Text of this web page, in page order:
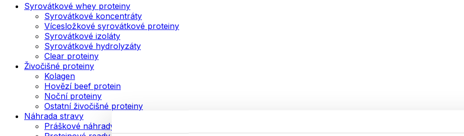
Syrovátkové whey proteiny
Syrovátkové koncentráty
Vícesložkové syrovátkové proteiny
Syrovátkové izoláty
Syrovátkové hydrolyzáty
Clear proteiny
Živočišné proteiny
Kolagen
Hovězí beef protein
Noční proteiny
Ostatní živočišné proteiny
Náhrada stravy
Práškové náhrady stravy